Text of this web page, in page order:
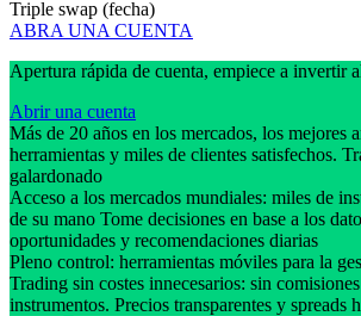
Triple swap (fecha)
ABRA UNA CUENTA
Apertura rápida de cuenta, empiece a invertir
Abrir una cuenta
Más de 20 años en los mercados, los mejores
herramientas y miles de clientes satisfechos.
galardonado
Acceso a los mercados mundiales: miles de
de su mano Tome decisiones en base a los
oportunidades y recomendaciones diarias
Pleno control: herramientas móviles para la
Trading sin costes innecesarios: sin
instrumentos. Precios transparentes y spreads